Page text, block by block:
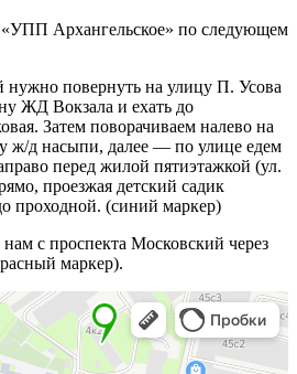
Архангельское» по следующем
нужно повернуть на улицу П. Усова
ЖД Вокзала и ехать до
Затем поворачиваем налево на
ж/д насыпи, далее — по улице едем
перед жилой пятиэтажкой (ул.
проезжая детский садик
проходной. (синий маркер)
с проспекта Московский через
маркер).